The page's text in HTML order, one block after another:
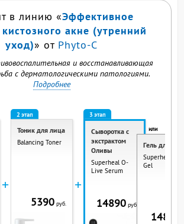
в линию «Эффективное
акне (утренний
уход)» от Phyto-C
и восстанавливающая
с дерматологическими патологиями.
Подробнее
+
2 этап
Тоник для лица
Balancing Toner
5390 руб.
+
3 этап
Сыворотка с
экстрактом
Оливы
Superheal O-
Live Serum
14890 руб.
или
Гель для
Superheal O-
Gel
14890